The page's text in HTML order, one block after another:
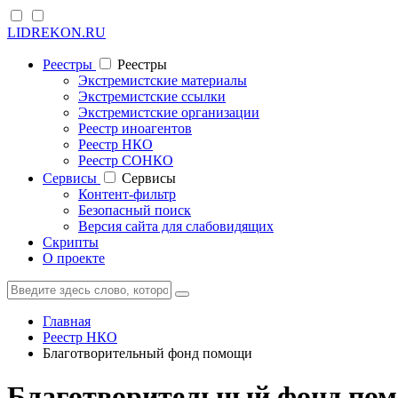
LIDREKON.RU
Реестры
Реестры
Экстремистские материалы
Экстремистские ссылки
Экстремистские организации
Реестр иноагентов
Реестр НКО
Реестр СОНКО
Cервисы
Cервисы
Контент-фильтр
Безопасный поиск
Версия сайта для слабовидящих
Скрипты
О проекте
Главная
Реестр НКО
Благотворительный фонд помощи